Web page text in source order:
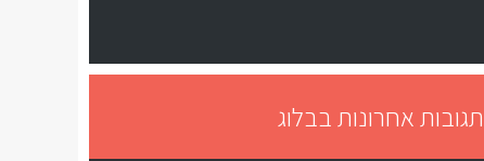
תגובות אחרונות בבלוג